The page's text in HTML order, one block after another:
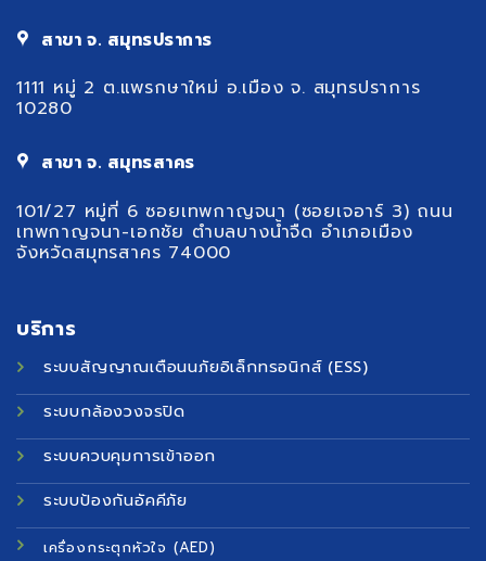
สาขา จ. สมุทรปราการ
1111 หมู่ 2 ต.แพรกษาใหม่ อ.เมือง จ. สมุทรปราการ
10280
สาขา จ. สมุทรสาคร
101/27 หมู่ที่ 6 ซอยเทพกาญจนา (ซอยเจอาร์ 3) ถนน
เทพกาญจนา-เอกชัย ตำบลบางน้ำจืด อำเภอเมือง
จังหวัดสมุทรสาคร 74000
บริการ
ระบบสัญญาณเตือนนภัยอิเล็กทรอนิกส์ (ESS)
ระบบกล้องวงจรปิด
ระบบควบคุมการเข้าออก
ระบบป้องกันอัคคีภัย
เครื่องกระตุกหัวใจ (AED)